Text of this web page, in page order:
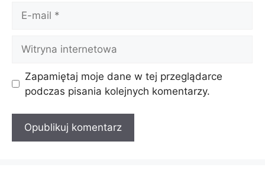
mail
internetowa
Zapamiętaj moje dane w tej przeglądarce
podczas pisania kolejnych komentarzy.